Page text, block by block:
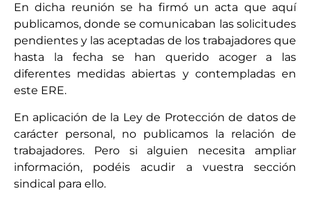
En dicha reunión se ha firmó un acta que aquí
publicamos, donde se comunicaban las solicitudes
pendientes y las aceptadas de los trabajadores que
hasta la fecha se han querido acoger a las
diferentes medidas abiertas y contempladas en
este ERE.
En aplicación de la Ley de Protección de datos de
carácter personal, no publicamos la relación de
trabajadores. Pero si alguien necesita ampliar
información, podéis acudir a vuestra sección
sindical para ello.